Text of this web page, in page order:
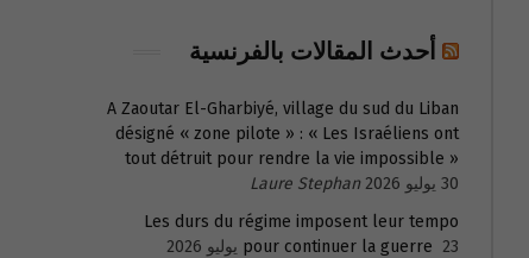
أحدث المقالات بالفرنسية
A Zaoutar El-Gharbiyé, village du sud du Liban
désigné « zone pilote » : « Les Israéliens ont
tout détruit pour rendre la vie impossible »
30 يوليو 2026
Laure Stephan
Les durs du régime imposent leur tempo
pour continuer la guerre 23 يوليو 2026